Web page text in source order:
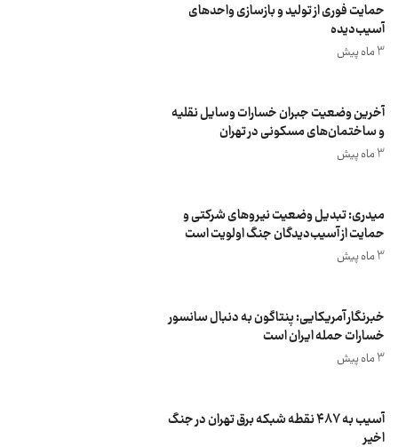
حمایت فوری از تولید و بازسازی واحد‌های
آسیب‌دیده
3 ماه پیش
آخرین وضعیت جبران خسارات وسایل نقلیه
و ساختمان‌های مسکونی در تهران
3 ماه پیش
میدری: تبدیل وضعیت نیروهای شرکتی و
حمایت از آسیب‌دیدگان جنگ اولویت است
3 ماه پیش
خبرنگار آمریکایی: پنتاگون به دنبال سانسور
خسارات حمله ایران است
3 ماه پیش
آسیب به ۴۸۷ نقطه شبکه برق تهران در جنگ
اخیر